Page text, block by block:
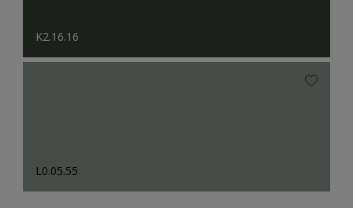
K2.16.16
L0.05.55